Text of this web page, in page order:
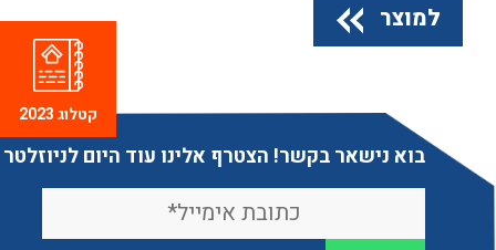
למוצר
בוא נישאר בקשר! הצטרף אלינו עוד היום לניוזלטר
קטלוג 2023